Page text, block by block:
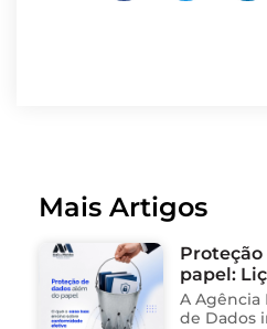
Mais Artigos
Proteção
papel:
ANPD
A Agência
de Dados